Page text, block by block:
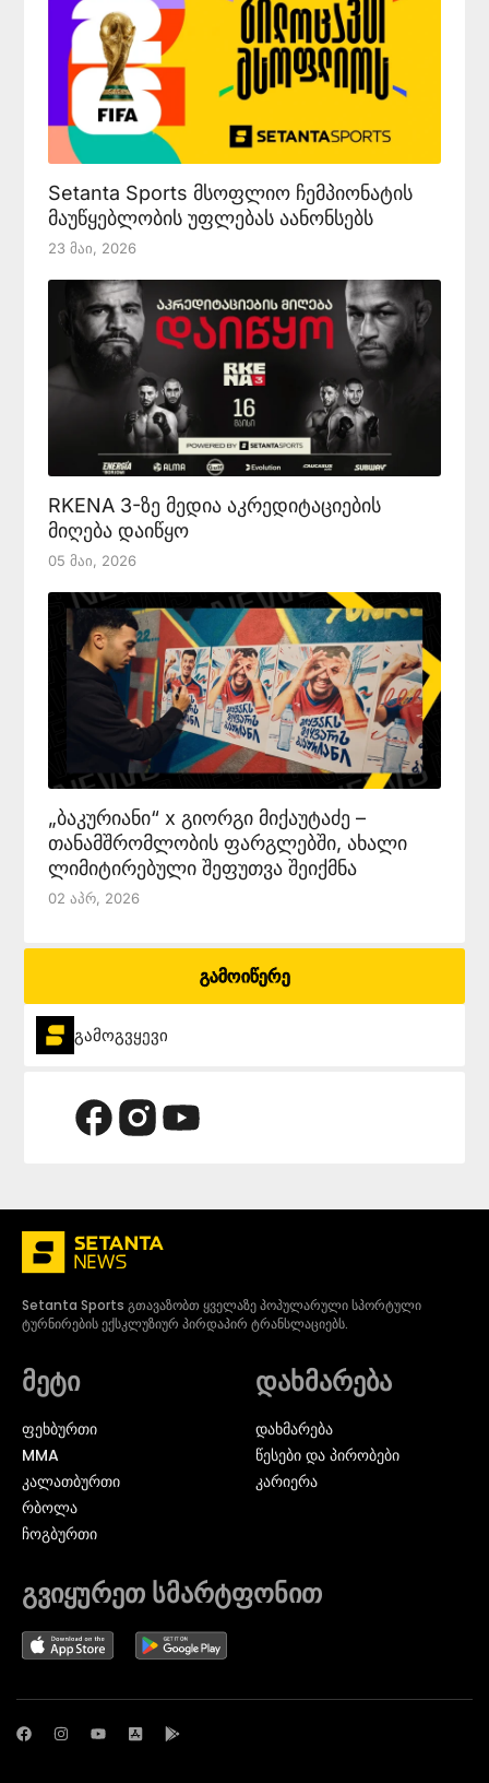
Setanta Sports მსოფლიო ჩემპიონატის
მაუწყებლობის უფლებას აანონსებს
23 Მაი, 2026
RKENA 3-ზე მედია აკრედიტაციების
მიღება დაიწყო
05 Მაი, 2026
„ბაკურიანი“ x გიორგი მიქაუტაძე –
თანამშრომლობის ფარგლებში, ახალი
ლიმიტირებული შეფუთვა შეიქმნა
02 Აპრ, 2026
გამოიწერე
გამოგვყევი
Setanta Sports გთავაზობთ ყველაზე პოპულარული სპორტული
ტურნირების ექსკლუზიურ პირდაპირ ტრანსლაციებს.
მეტი
ᲤᲔᲮᲑᲣᲠᲗᲘ
MMA
ᲙᲐᲚᲐᲗᲑᲣᲠᲗᲘ
ᲠᲑᲝᲚᲐ
ᲩᲝᲒᲑᲣᲠᲗᲘ
დახმარება
დახმარება
წესები და პირობები
კარიერა
გვიყურეთ სმარტფონით